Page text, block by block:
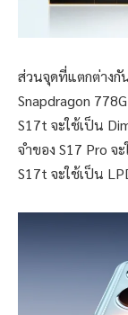
ส่วนจุดที่แตกต่างกั
Snapdragon
S17t จะใช้เป็น
จำของ S17 Pro จ
S17t จะใช้เป็น